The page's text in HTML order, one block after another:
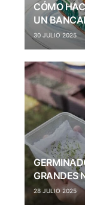
CÓMO
UN
30 JULIO 2025
GRANDES
28 JULIO 2025